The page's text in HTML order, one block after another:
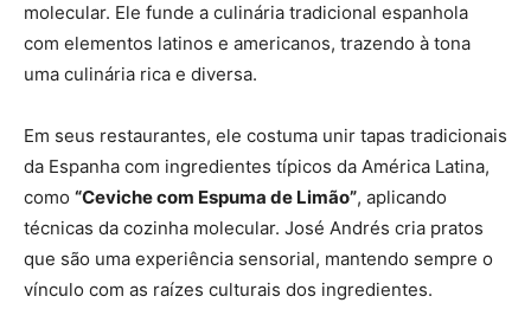
molecular. Ele funde a culinária tradicional espanhola
com elementos latinos e americanos, trazendo à tona
uma culinária rica e diversa.
Em seus restaurantes, ele costuma unir tapas tradicionais
da Espanha com ingredientes típicos da América Latina,
como “Ceviche com Espuma de Limão”, aplicando
técnicas da cozinha molecular. José Andrés cria pratos
que são uma experiência sensorial, mantendo sempre o
vínculo com as raízes culturais dos ingredientes.